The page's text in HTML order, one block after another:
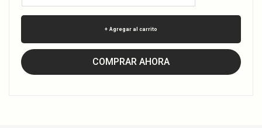
Agregar al carrito
COMPRAR AHORA